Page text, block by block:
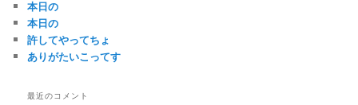
本日の
本日の
許してやってちょ
ありがたいこってす
最近のコメント